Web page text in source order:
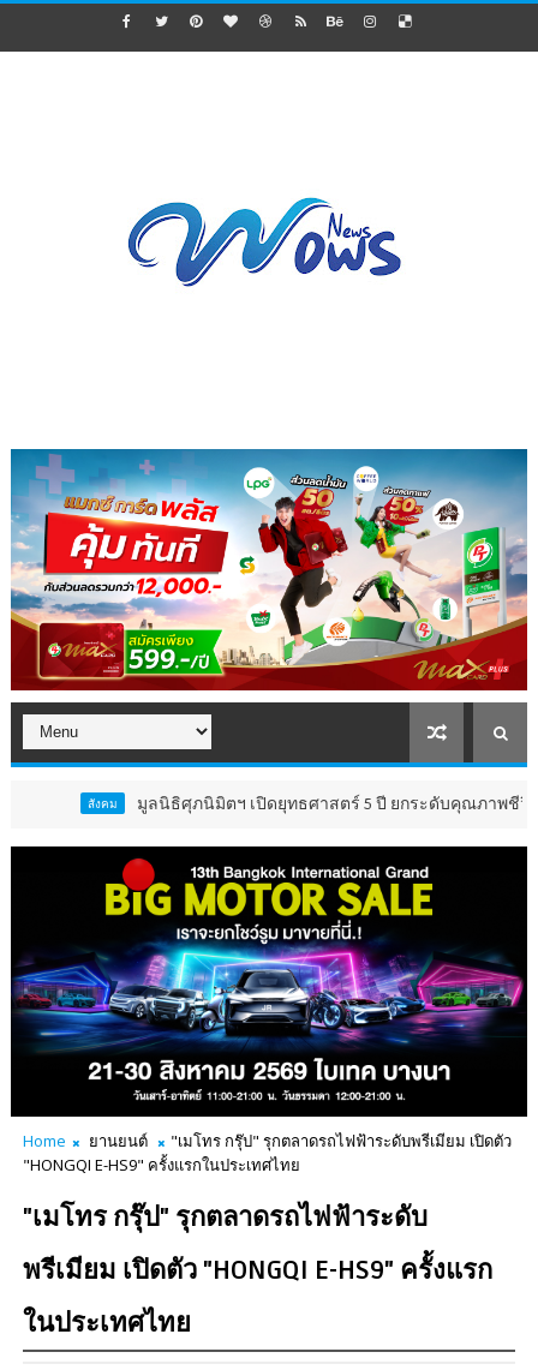
มูลนิธิศุภนิมิตฯ เปิดยุทธศาสตร์ 5 ปี ยกระดับคุณภาพชีวิต ‘เด็ก 4 ล้านค
Home ยานยนต์
"เมโทร กรุ๊ป" รุกตลาดรถไฟฟ้าระดับพรีเมียม เปิดตัว
"HONGQI E-HS9" ครั้งแรกในประเทศไทย
"เมโทร กรุ๊ป" รุกตลาดรถไฟฟ้าระดับ
พรีเมียม เปิดตัว "HONGQI E-HS9" ครั้งแรก
ในประเทศไทย